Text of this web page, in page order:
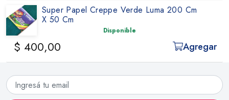
Super Papel Creppe Verde Luma 200 Cm
X 50 Cm
Disponible
$ 400,00 Agregar